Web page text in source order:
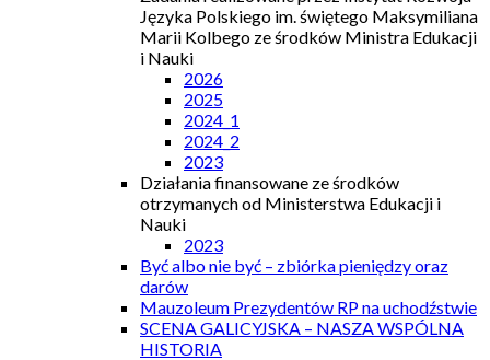
Języka Polskiego im. świętego Maksymiliana
Marii Kolbego ze środków Ministra Edukacji
i Nauki
2026
2025
2024_1
2024_2
2023
Działania finansowane ze środków
otrzymanych od Ministerstwa Edukacji i
Nauki
2023
Być albo nie być – zbiórka pieniędzy oraz
darów
Mauzoleum Prezydentów RP na uchodźstwie
SCENA GALICYJSKA – NASZA WSPÓLNA
HISTORIA